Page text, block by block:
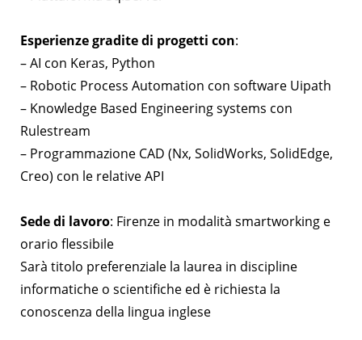
Esperienze gradite di progetti con:
– AI con Keras, Python
– Robotic Process Automation con software Uipath
– Knowledge Based Engineering systems con
Rulestream
– Programmazione CAD (Nx, SolidWorks, SolidEdge,
Creo) con le relative API
Sede di lavoro: Firenze in modalità smartworking e
orario flessibile
Sarà titolo preferenziale la laurea in discipline
informatiche o scientifiche ed è richiesta la
conoscenza della lingua inglese